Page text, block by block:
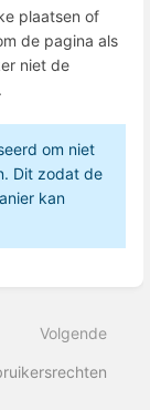
plaatsen of
de pagina als
niet de
om niet
Dit zodat de
kan
Volgende